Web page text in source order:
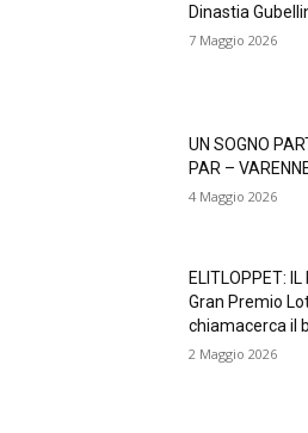
Dinastia
7 Maggio 2026
UN SOGNO
PAR –
4 Maggio 2026
ELITLOPPET:
Gran Premio
chiamacerca il
2 Maggio 2026